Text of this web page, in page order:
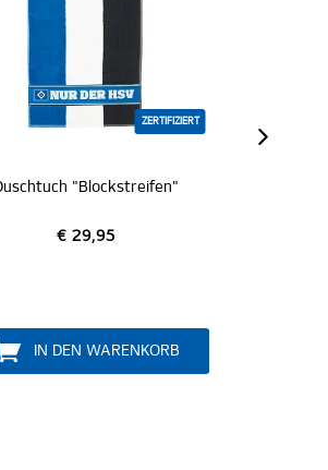
ZERTIFIZIERT
"Blockstreifen"
€ 39,95
IN DEN WARENKORB